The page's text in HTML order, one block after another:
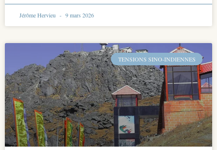
Jérôme Hervieu 9 mars 2026
TENSIONS SINO-INDIENNES